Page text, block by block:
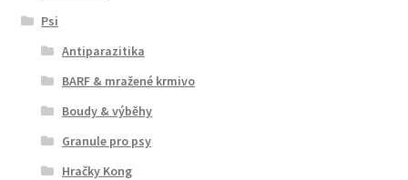
Psi
Antiparazitika
BARF & mražené krmivo
Boudy & výběhy
Granule pro psy
Hračky Kong